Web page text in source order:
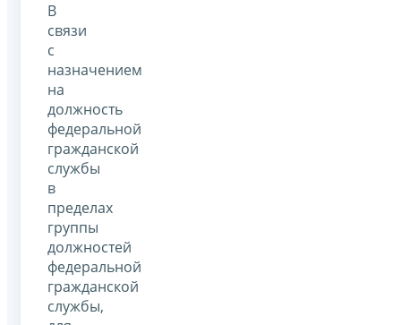
В
связи
с
назначением
на
должность
федеральной
гражданской
службы
в
пределах
группы
должностей
федеральной
гражданской
службы,